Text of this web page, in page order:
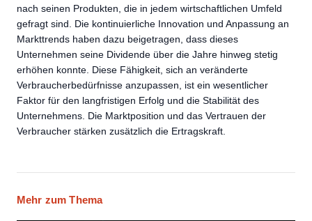
nach seinen Produkten, die in jedem wirtschaftlichen Umfeld
gefragt sind. Die kontinuierliche Innovation und Anpassung an
Markttrends haben dazu beigetragen, dass dieses
Unternehmen seine Dividende über die Jahre hinweg stetig
erhöhen konnte. Diese Fähigkeit, sich an veränderte
Verbraucherbedürfnisse anzupassen, ist ein wesentlicher
Faktor für den langfristigen Erfolg und die Stabilität des
Unternehmens. Die Marktposition und das Vertrauen der
Verbraucher stärken zusätzlich die Ertragskraft.
Mehr zum Thema